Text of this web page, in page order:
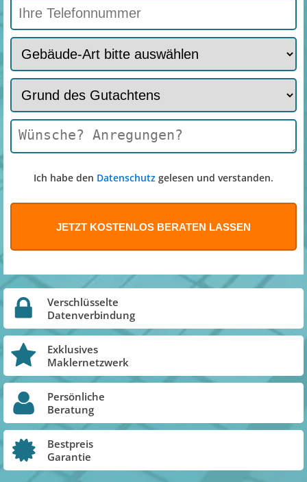
Ich habe den Datenschutz gelesen und verstanden.
Verschlüsselte
Datenverbindung
Exklusives
Maklernetzwerk
Persönliche
Beratung
Bestpreis
Garantie